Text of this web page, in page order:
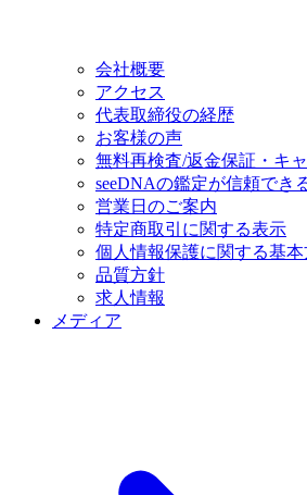
会社概要
アクセス
代表取締役の経歴
お客様の声
無料再検査/返金保証・キ
seeDNAの鑑定が信頼でき
営業日のご案内
特定商取引に関する表示
個人情報保護に関する基
品質方針
求人情報
メディア